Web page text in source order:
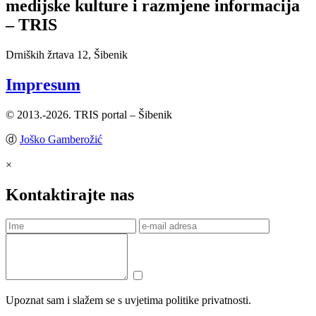
medijske kulture i razmjene informacija
– TRIS
Drniških žrtava 12, Šibenik
Impresum
© 2013.-2026. TRIS portal – Šibenik
ⓓ Joško Gamberožić
×
Kontaktirajte nas
Upoznat sam i slažem se s uvjetima politike privatnosti.